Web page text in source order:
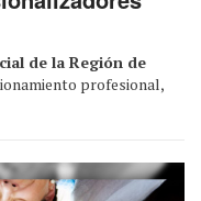
de la Región de
profesional,